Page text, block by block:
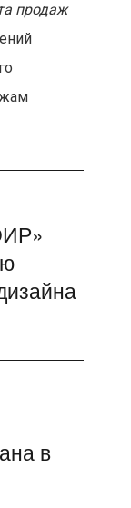
продаж
в